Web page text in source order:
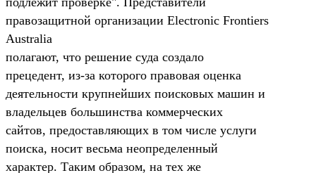
правозащитной организации Electronic Frontiers
Australia
полагают, что решение суда создало
прецедент, из-за которого правовая оценка
деятельности крупнейших поисковых машин и
владельцев большинства коммерческих
сайтов, предоставляющих в том числе услуги
поиска, носит весьма неопределенный
характер. Таким образом, на тех же